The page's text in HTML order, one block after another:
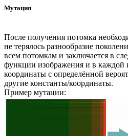
Мутация
После получения потомка
не терялось разнообразие
всем потомкам и заключается в
функции изображения и в каждой
координаты с определённой
другие константы/координаты.
Пример мутации: